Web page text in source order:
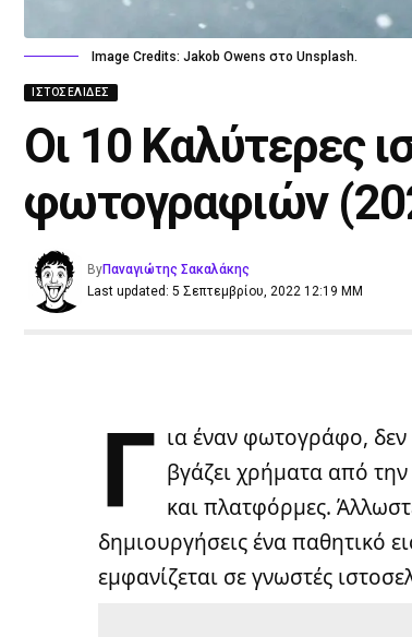
Image Credits: Jakob Owens στο Unsplash.
ΙΣΤΟΣΕΛΊΔΕΣ
Οι 10 Καλύτερες
φωτογραφιών
Last updated: 5 Σεπτεμβρίου, 2022 12:19 ΜΜ
ByΠαναγιώτης Σακαλάκης
Γ ια έναν φωτογράφο, δεν
βγάζει χρήματα από
και πλατφόρμες.
δημιουργήσεις ένα παθητικό
εμφανίζεται σε γνωστές